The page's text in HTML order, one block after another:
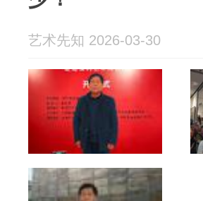
艺术先知 2026-03-30